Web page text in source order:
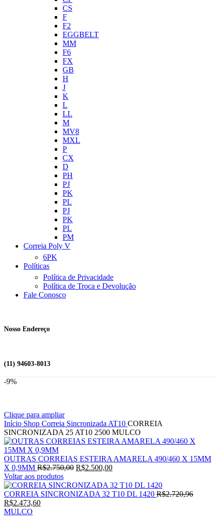
CS
F
F2
EGGBELT
MM
F6
FX
GB
H
J
K
L
LL
M
MV8
MXL
P
CX
D
PH
PJ
PK
PL
PJ
PK
PL
PM
Correia Poly V
6PK
Políticas
Política de Privacidade
Política de Troca e Devolução
Fale Conosco
Nosso Endereço
(11) 94603-8013
-9%
Clique para ampliar
Início Shop Correia SincronizadaAT10 CORREIA
SINCRONIZADA 25 AT10 2500 MULCO
OUTRAS CORREIAS ESTEIRA AMARELA 490/460 X 15MM
X 0,9MM R$2.750,00 O
original
era:
R$2.500,00O
atual
é:
Voltar aos produtos
CORREIA SINCRONIZADA 32 T10 DL 1420 R$2.720,96O
R$2.473,60O
MULCO